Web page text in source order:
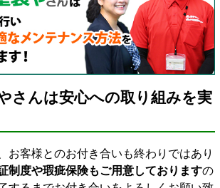
さんは安心への取り組みを実
客様とのお付き合いも終わりではあり
制度や瑕疵保険もご用意しておりますの